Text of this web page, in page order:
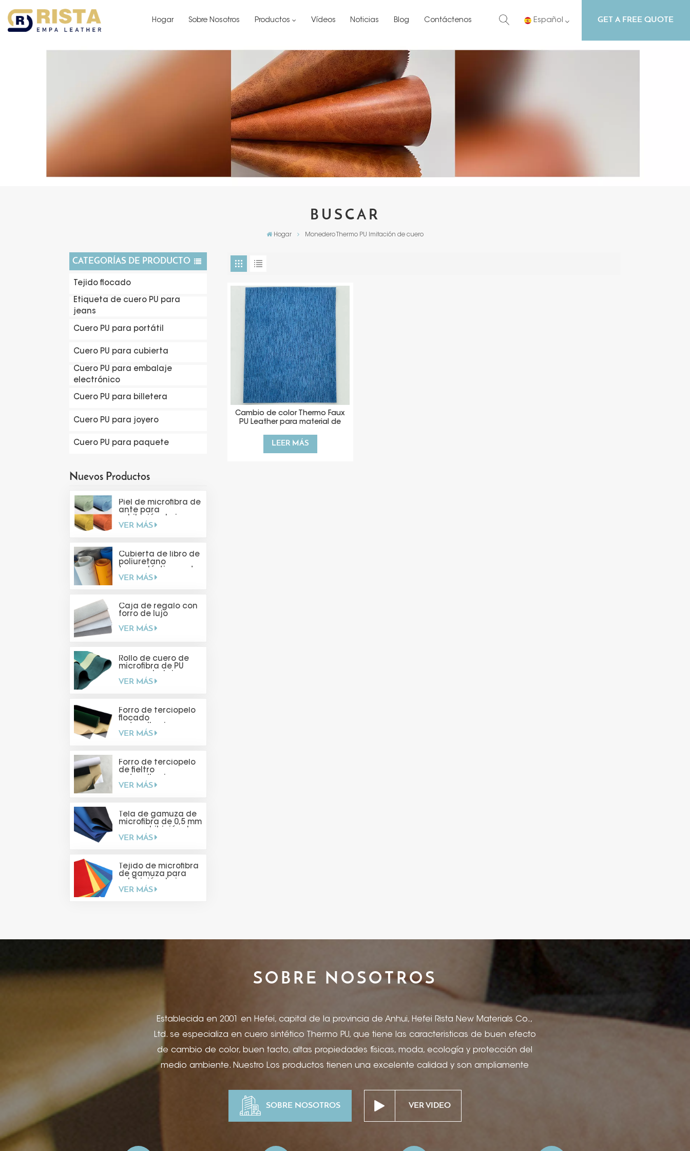
Hogar Sobre Nosotros Productos Vídeos Noticias Blog Contáctenos Español GET A FREE QUOTE
BUSCAR
Hogar Monedero Thermo PU Imitación de cuero
CATEGORÍAS DE PRODUCTO
Tejido flocado
Etiqueta de cuero PU para
jeans
Cuero PU para portátil
Cuero PU para cubierta
Cuero PU para embalaje
electrónico
Cuero PU para billetera
Cuero PU para joyero
Cuero PU para paquete
Nuevos Productos
Piel de microfibra de
ante para
VER MÁS
Cubierta de libro de
poliuretano
suave al tacto
VER MÁS
Caja de regalo con
forro de lujo
VER MÁS
Rollo de cuero de
microfibra de PU
VER MÁS
Forro de terciopelo
flocado
VER MÁS
Forro de terciopelo
de fieltro
hacer tú mismo
VER MÁS
Tela de gamuza de
microfibra de 0,5 mm
joyas
VER MÁS
Tejido de microfibra
de gamuza para
VER MÁS
Cambio de color Thermo Faux
PU Leather para material de
LEER MÁS
SOBRE NOSOTROS
Establecida en 2001 en Hefei, capital de la provincia de Anhui, Hefei Rista New Materials Co.,
Ltd. se especializa en cuero sintético Thermo PU, que tiene las caracteristicas de buen efecto
de cambio de color, buen tacto, altas propiedades físicas, moda, ecología y protección del
medio ambiente. Nuestro Los productos tienen una excelente calidad y son ampliamente
cuadernos y libros, portadas de productos electrónicos, encuadernación para cajas de
regalo, cajas de vino, joyero y paquete, suministros de escritorio de hotel, proyectos de
SOBRE NOSOTROS VER VIDEO